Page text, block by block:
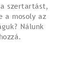
szertartást,
a mosoly az
Nálunk